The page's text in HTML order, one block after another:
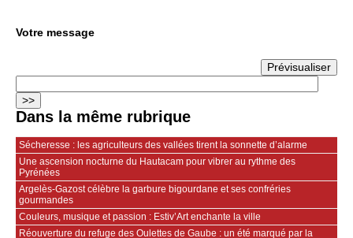
Votre message
Dans la même rubrique
Sécheresse : les agriculteurs des vallées tirent la sonnette d’alarme
Une ascension nocturne du Hautacam pour vibrer au rythme des
Pyrénées
Argelès-Gazost célèbre la garbure bigourdane et ses confréries
gourmandes
Couleurs, musique et passion : Estiv’Art enchante la ville
Réouverture du refuge des Oulettes de Gaube : un été marqué par la